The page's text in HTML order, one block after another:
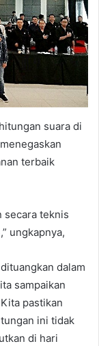
suara di
terbaik
secara teknis
ungkapnya,
dalam
sampaikan
pastikan
ini tidak
di hari